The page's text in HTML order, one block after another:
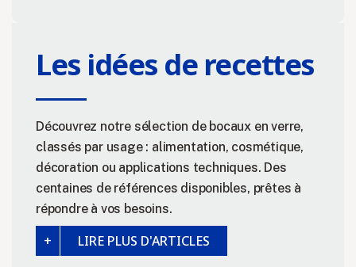
Les idées de recettes
Découvrez notre sélection de bocaux en verre,
classés par usage : alimentation, cosmétique,
décoration ou applications techniques. Des
centaines de références disponibles, prêtes à
répondre à vos besoins.
LIRE PLUS D'ARTICLES